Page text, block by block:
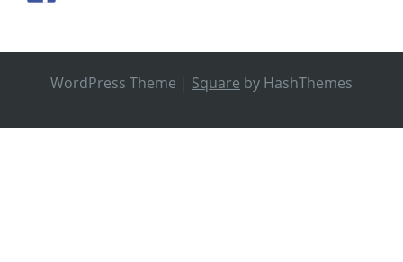
WordPress Theme | Square by HashThemes